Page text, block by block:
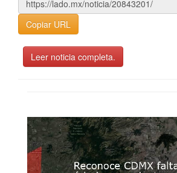
Copiar URL
Leer noticia completa.